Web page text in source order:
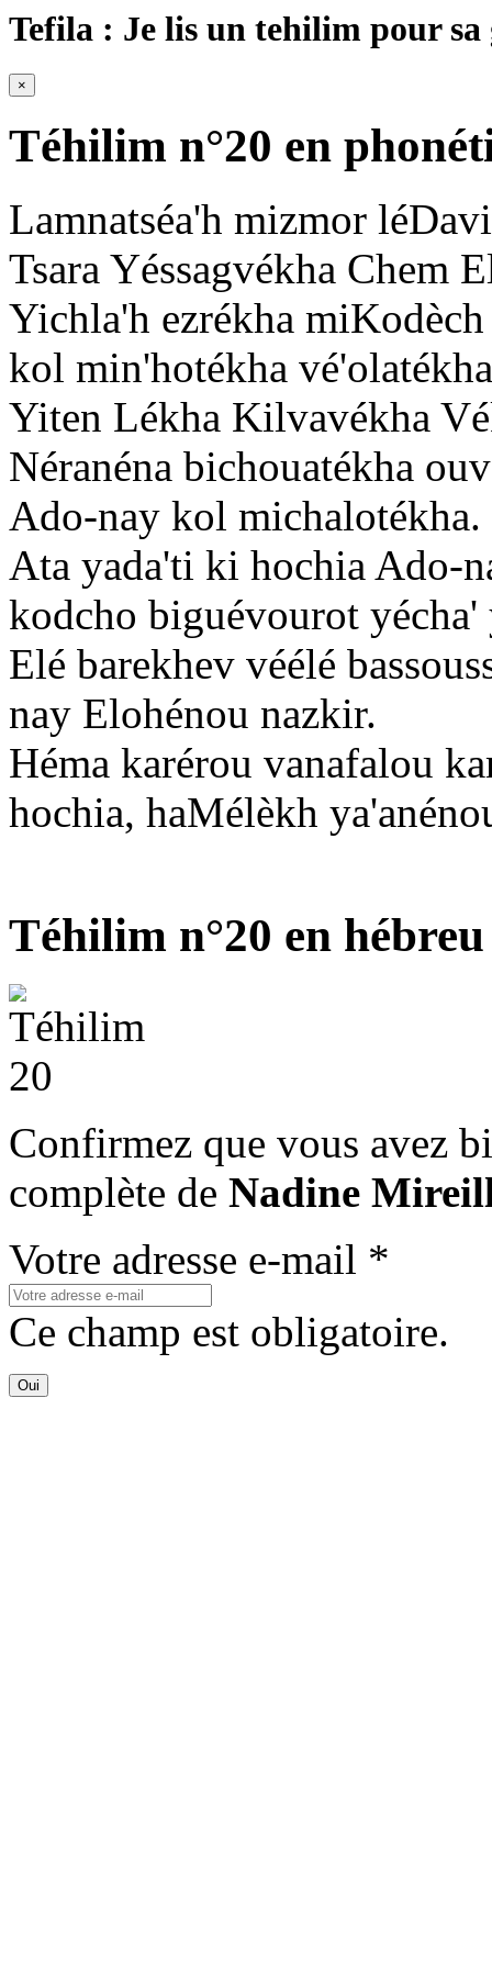
Tefila : Je lis un tehilim pour sa
×
Téhilim n°20 en
Lamnatséa'h mizmor
Tsara Yéssagvékha Chem
Yichla'h ezrékha
kol min'hotékha
Yiten Lékha Kilvavékha
Néranéna bichouatékha
Ado-nay kol michalotékha.
Ata yada'ti ki hochia Ado-
kodcho biguévourot yécha'
Elé barekhev véélé
nay Elohénou nazkir.
Héma karérou vanafalou
hochia, haMélèkh
Téhilim n°20 en hébreu
Confirmez que vous avez
complète de Nadine
Votre adresse e-mail *
Ce champ est obligatoire.